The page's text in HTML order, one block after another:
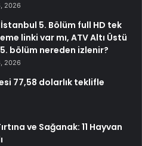
2026
5. Bölüm full HD tek
linki var mı, ATV Altı Üstü
bölüm nereden izlenir?
2026
77,58 dolarlık teklifle
ve Sağanak: 11 Hayvan